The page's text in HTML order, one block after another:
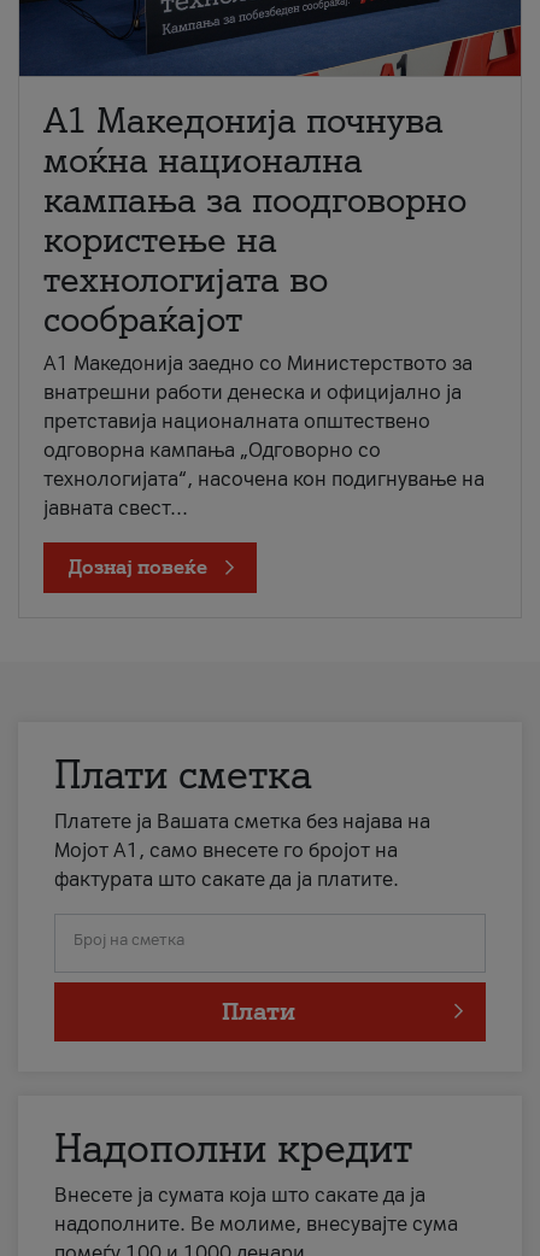
A1 Македонија почнува
моќна национална
кампања за поодговорно
користење на
технологијата во
сообраќајот
A1 Македонија заедно со Министерството за
внатрешни работи денеска и официјално ја
претставија националната општествено
одговорна кампања „Одговорно со
технологијата“, насочена кон подигнување на
јавната свест...
Дознај повеќе
Плати сметка
Платете ја Вашата сметка без најава на
Мојот А1, само внесете го бројот на
фактурата што сакате да ја платите.
Број на сметка
Плати
Надополни кредит
Внесете ја сумата која што сакате да ја
надополните. Ве молиме, внесувајте сума